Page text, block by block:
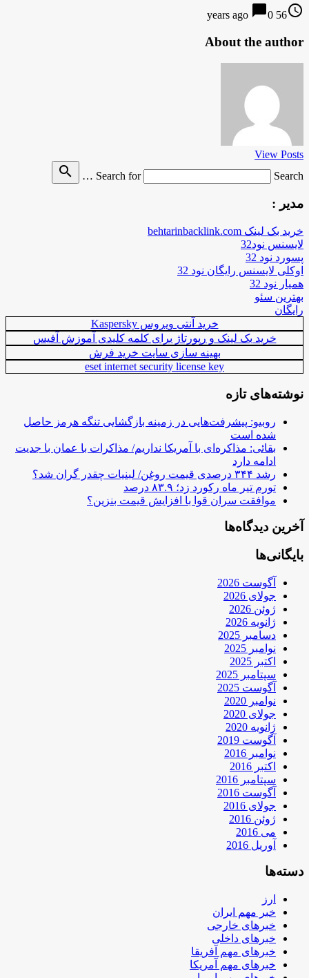
access_time
56 years ago
chat_bubble0
About the author
View Posts
Search for
Search …
search
مدیر :
خرید بک لینک behtarinbacklink.com
لایسنس نود32
پسورد نود 32
اوکلی لایسنس رایگان نود 32
همیار نود 32
بهترین سئو
رایگان
خرید آنتی ویروس Kaspersky
خرید بک لینک و رپورتاژ برای کلمه کلیدی آموزش آفیس
بهینه سازی سایت خرید فرش
eset internet security license key
نوشته‌های تازه
روبیو: پیشرفت‌هایی در زمینه بازگشایی تنگه هرمز حاصل
شده است
بقائی: مذاکره‌ای با آمریکا نداریم/ مذاکرات با عمان با جدیت
ادامه دارد
رشد ۳۴۴ درصدی قیمت روغن/ لبنیات چقدر گران شد؟
تورم تیر ماه رکورد زد؛ ۸۳.۹ درصد
موافقت سران قوا با افزایش قیمت بنزین؟
آخرین دیدگاه‌ها
بایگانی‌ها
آگوست 2026
جولای 2026
ژوئن 2026
ژانویه 2026
دسامبر 2025
نوامبر 2025
اکتبر 2025
سپتامبر 2025
آگوست 2025
نوامبر 2020
جولای 2020
ژانویه 2020
آگوست 2019
نوامبر 2016
اکتبر 2016
سپتامبر 2016
آگوست 2016
جولای 2016
ژوئن 2016
می 2016
آوریل 2016
دسته‌ها
ارز
خبر مهم ایران
خبرهای خارجی
خبرهای داخلی
خبرهای مهم آفریقا
خبرهای مهم آمریکا